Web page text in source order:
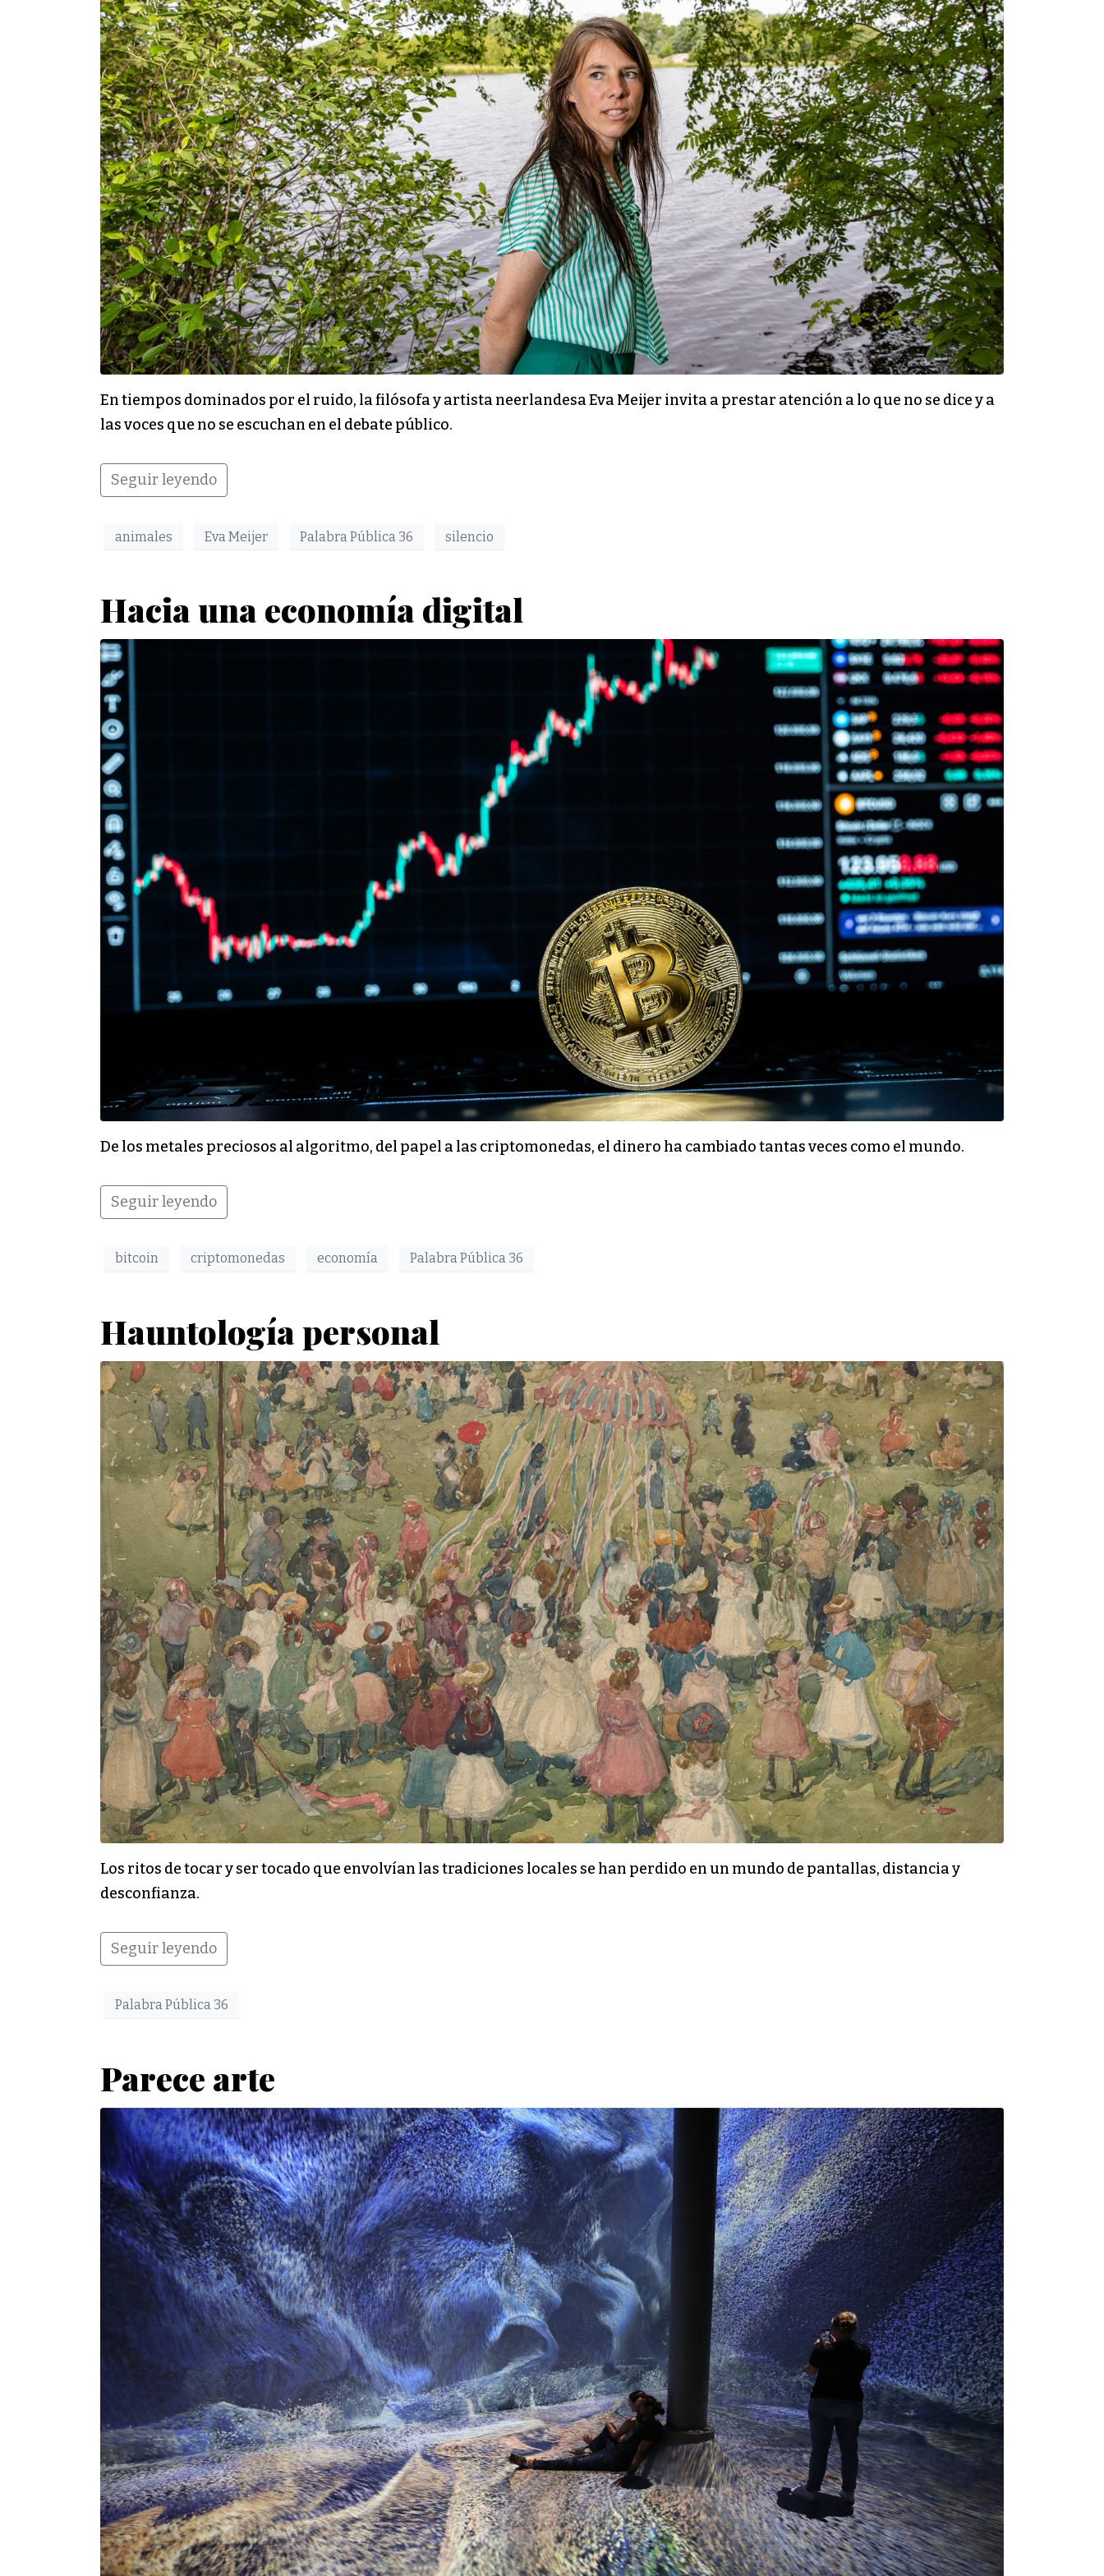
En tiempos dominados por el ruido, la filósofa y artista neerlandesa Eva Meijer invita a prestar atención a lo que no se dice y a
las voces que no se escuchan en el debate público.
Seguir leyendo
animales Eva Meijer Palabra Pública 36 silencio
Hacia una economía digital
De los metales preciosos al algoritmo, del papel a las criptomonedas, el dinero ha cambiado tantas veces como el mundo.
Seguir leyendo
bitcoin criptomonedas economía Palabra Pública 36
Hauntología personal
Los ritos de tocar y ser tocado que envolvían las tradiciones locales se han perdido en un mundo de pantallas, distancia y
desconfianza.
Seguir leyendo
Palabra Pública 36
Parece arte